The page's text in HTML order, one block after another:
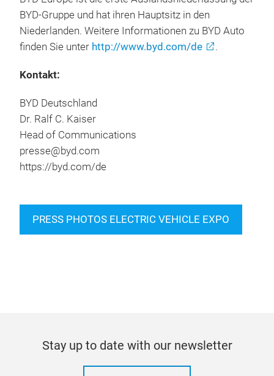
BYD Europe ist die erste Auslandsniederlassung der
BYD-Gruppe und hat ihren Hauptsitz in den
Niederlanden. Weitere Informationen zu BYD Auto
finden Sie unter
Kontakt:
BYD Deutschland
Dr. Ralf C. Kaiser
Head of Communications
presse@byd.com
Stay up to date with our newsletter